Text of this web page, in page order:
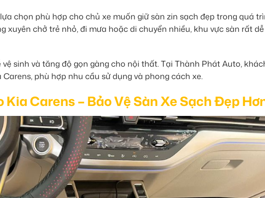
chọn phù hợp cho chủ xe muốn giữ sàn zin sạch đẹp trong quá
xuyên chở trẻ nhỏ, đi mưa hoặc di chuyển nhiều, khu vực sàn rất
sinh và tăng độ gọn gàng cho nội thất. Tại Thành Phát Auto,
phù hợp nhu cầu sử dụng và phong cách xe.
Carens – Bảo Vệ Sàn Xe Sạch Đẹp